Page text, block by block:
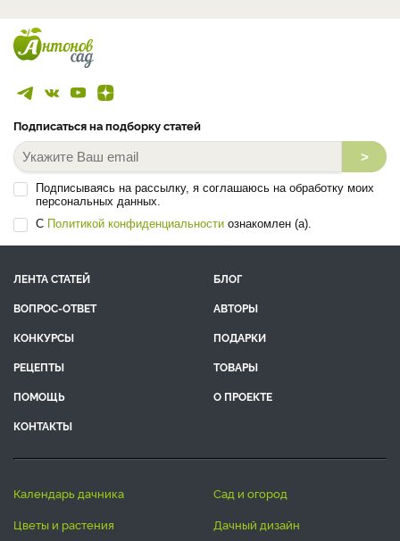
Подписаться на подборку статей
>
Подписываясь на рассылку, я соглашаюсь на обработку моих
персональных данных.
С Политикой конфиденциальности ознакомлен (а).
ЛЕНТА СТАТЕЙ
БЛОГ
ВОПРОС-ОТВЕТ
АВТОРЫ
КОНКУРСЫ
ПОДАРКИ
РЕЦЕПТЫ
ТОВАРЫ
ПОМОЩЬ
О ПРОЕКТЕ
КОНТАКТЫ
календарь дачника
сад и огород
цветы и растения
дачный дизайн